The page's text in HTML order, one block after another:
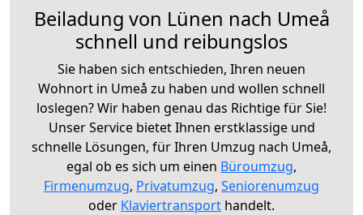
Beiladung von Lünen nach Umeå
schnell und reibungslos
Sie haben sich entschieden, Ihren neuen
Wohnort in Umeå zu haben und wollen schnell
loslegen? Wir haben genau das Richtige für Sie!
Unser Service bietet Ihnen erstklassige und
schnelle Lösungen, für Ihren Umzug nach Umeå,
egal ob es sich um einen Büroumzug,
Firmenumzug, Privatumzug, Seniorenumzug
oder Klaviertransport handelt.